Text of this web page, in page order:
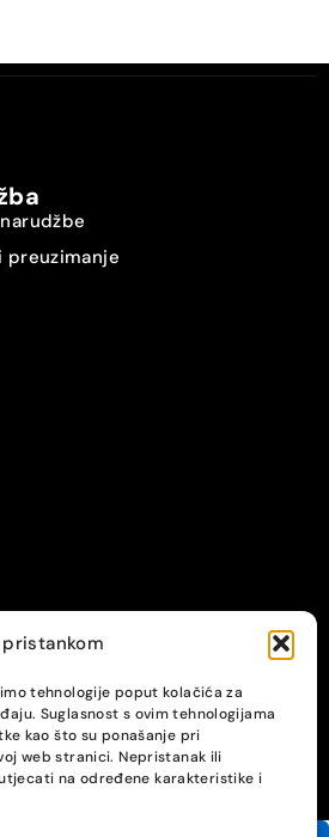
tehnologije poput kolačića za
Suglasnost s ovim tehnologijama
kao što su ponašanje pri
web stranici. Nepristanak ili
na određene karakteristike i
preuzimanje